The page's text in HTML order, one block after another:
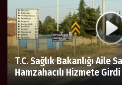
T.C. Sağlık Bakanlığı Aile
Hamzahacılı Hizmete Girdi